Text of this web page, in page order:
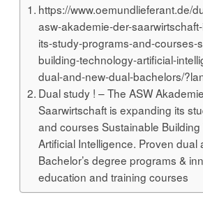
https://www.oemundlieferant.de/
asw-akademie-der-
its-study-programs-and-courses-
building-technology-artificial-
dual-and-new-dual-bachelors/
Dual study ! – The ASW
Saarwirtschaft is expanding its
and courses Sustainable
Artificial Intelligence. Proven dual
Bachelor’s degree programs &
education and training courses